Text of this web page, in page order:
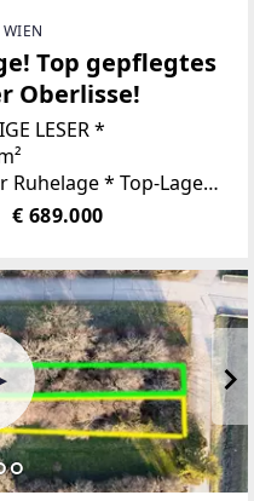
Top gepflegtes
Oberlisse!
LESER *
* Top-Lage
samt Küche und
€ 689.000